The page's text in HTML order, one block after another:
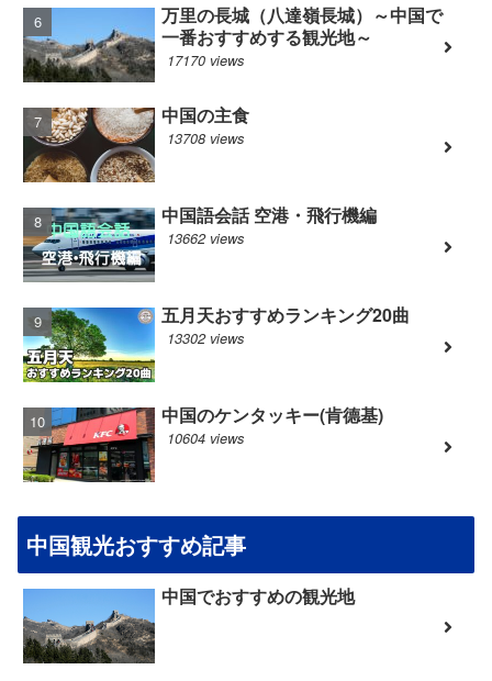
万里の長城（八達嶺長城）～中国で
一番おすすめする観光地～
17170 views
中国の主食
13708 views
中国語会話 空港・飛行機編
13662 views
五月天おすすめランキング20曲
13302 views
中国のケンタッキー(肯德基)
10604 views
中国観光おすすめ記事
中国でおすすめの観光地